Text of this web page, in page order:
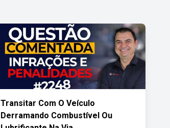
Transitar Com O Veículo
Derramando Combustível Ou